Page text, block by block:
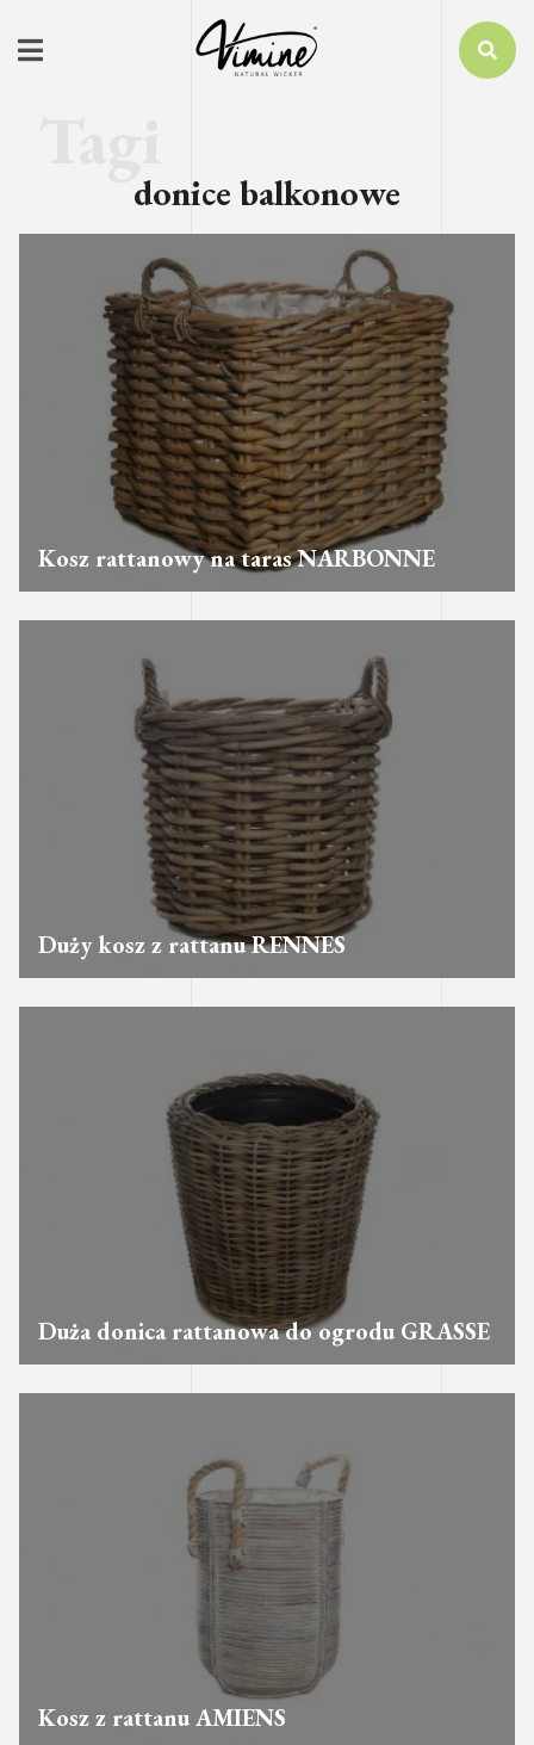
donice balkonowe
Kosz rattanowy na taras NARBONNE
Duży kosz z rattanu RENNES
Duża donica rattanowa do ogrodu GRASSE
Kosz z rattanu AMIENS